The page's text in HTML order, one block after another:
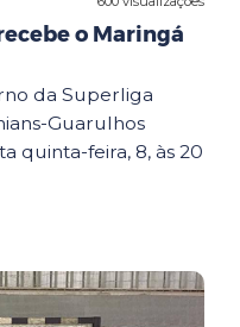
o Maringá
da Superliga
Guarulhos
quinta-feira, 8, às 20